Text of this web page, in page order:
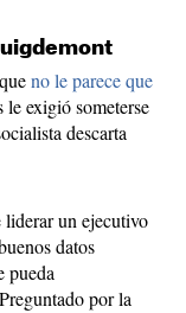
no le parece que
le exigió someterse
descarta
liderar un ejecutivo
datos
pueda
por la